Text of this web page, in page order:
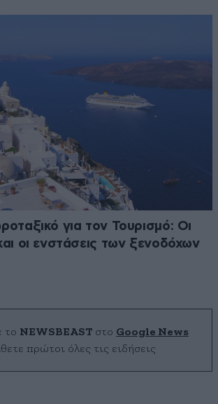
για τον Τουρισμό: Οι
οι ενστάσεις των ξενοδόχων
το NEWSBEAST στο Google News
πρώτοι όλες τις ειδήσεις